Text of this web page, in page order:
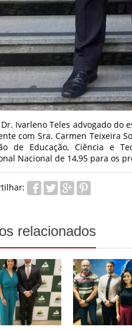
Ivarleno Teles advogado do
com Sra. Carmen Teixeira
de Educação, Ciência e
Nacional de 14,95 para os
relacionados